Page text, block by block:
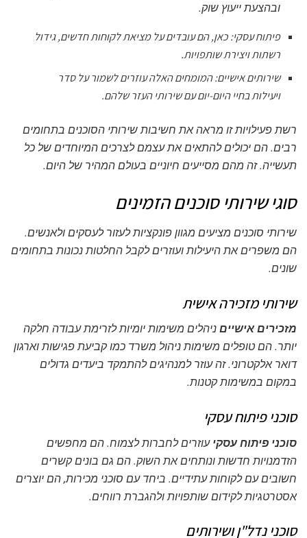
ובהצעת ייעוץ שוק.
פיתוח עסקי: כאן, הם עובדים על מציאת לקוחות חדשים, גידול
רשתות ויצירת שותפויות.
שירותים אישיים: המומחים האלה עוזרים לשמור על סדר
ויעילות בחיי היום-יום עם שירותי העזר שלהם.
רשת פעילויות זו מראה את חשיבות שירותי הסוכנים בתחומים
רבים. הם יכולים להתאים את עצמם לצרכים המיוחדים של כל
תעשייה. זה מהם מסייעים חיוניים בעולם המהיר של היום.
סוגי שירותי סוכנים הזמינים
שירותי סוכנים מציעים מגוון פונקציות לעזור לעסקים ולאנשים.
הם משפרים את היעילות ועוזרים לקבל החלטות נכונות בתחומים
שונים.
שירותי מזכירה אישית
מזכירים אישיים ניהלים משימות יומיות לזרימת עבודה חלקה
יותר. הם טופלים משימותניהול משרד כמו קביעת פגישות וארגון
דואר אלקטרוני. זה עוזר למנהיגים להתמקד ביעדים גדולים
במקום במשימות קטנות.
סוכני פיתוח עסקי
סוכני פיתוח עסקי עוזרים לחברות לצמוח. הם מחפשים
הזדמנויות חדשות ונותחים את השוק. הם גם בונים קשרים
חשובים עם לקוחות עתידיים. ביחד עם סוכני מכירות, הם יוצרים
אסטרטגיות לקידום שותפויות ולהגברת רווחים.
סוכני נדל"ן ושירותים